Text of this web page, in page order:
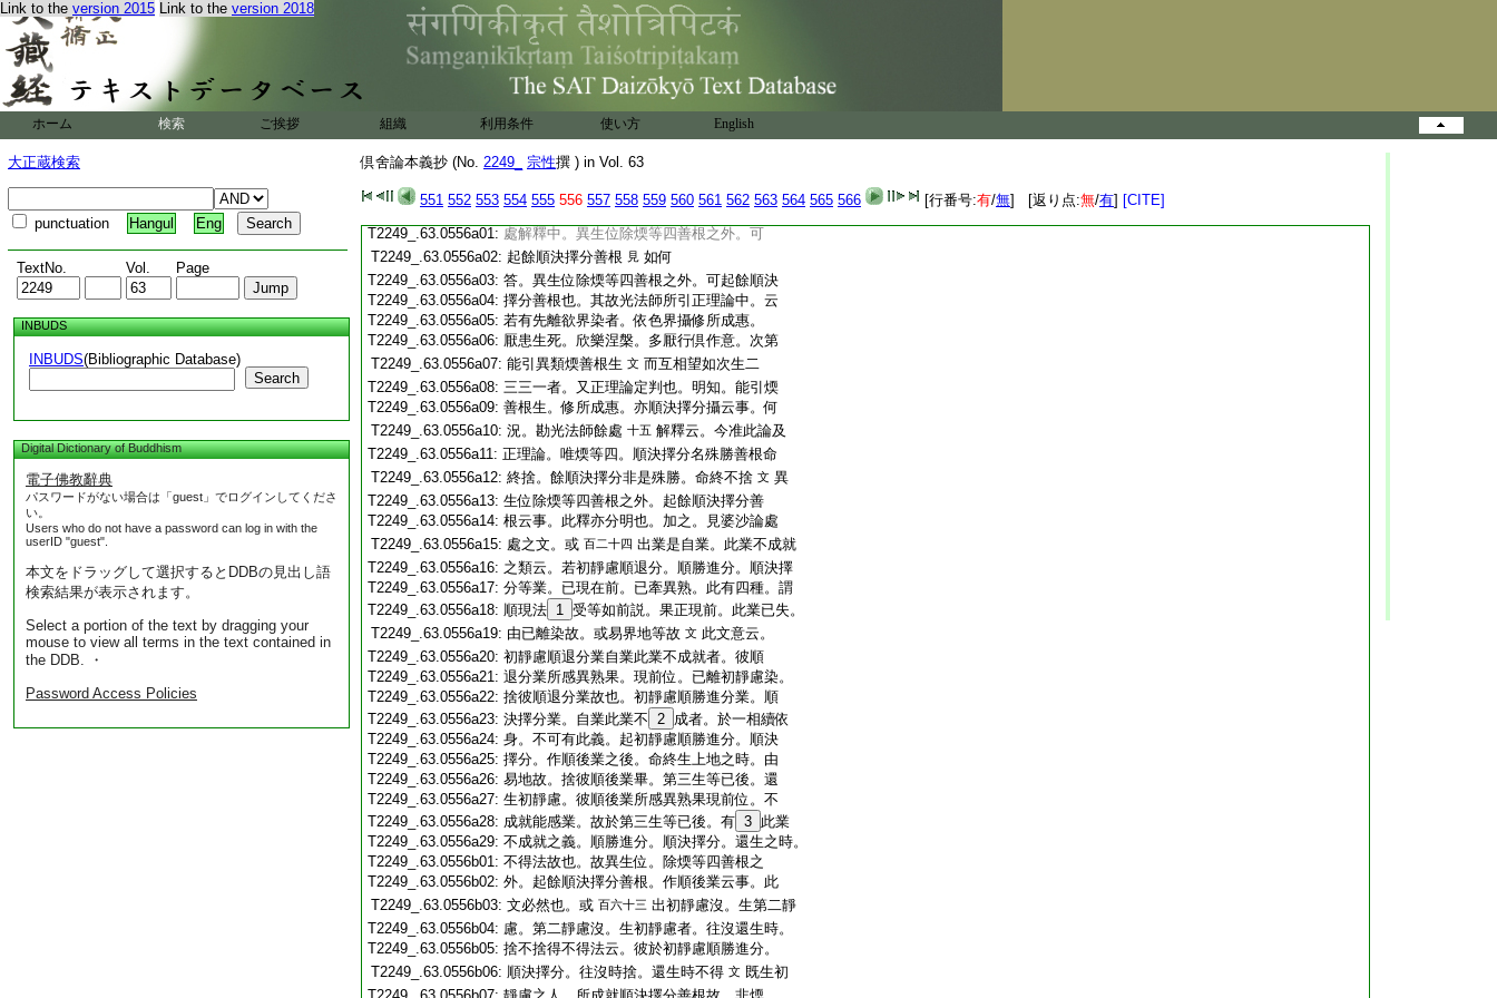
Link to the version 2015 Link to the version 2018
ホーム 検索 ご挨拶 組織 利用条件 使い方 English
大正蔵検索
punctuation Hangul Eng
TextNo. Vol. Page
INBUDS
INBUDS(Bibliographic Database)
Search
Digital Dictionary of Buddhism
電子佛教辭典
パスワードがない場合は「guest」でログインしてくださ
い。
Users who do not have a password can log in with the
userID "guest".
本文をドラッグして選択するとDDBの見出し語
検索結果が表示されます。
Select a portion of the text by dragging your
mouse to view all terms in the text contained in
the DDB. ・
Password Access Policies
倶舍論本義抄 (No. 2249_ 宗性撰 ) in Vol. 63
551 552 553 554 555 556 557 558 559 560 561 562 563 564 565 566 [行番号:有/無] [返り点:無/有] [CITE]
T2249_.63.0555c20:之者。淨定分四種之時。能順無漏。名順決
T2249_.63.0555c21: 擇分。異生位除煗等四善根之外。能順無
T2249_.63.0555c22: 漏之類難有哉。是以。見今論餘處 七
有餘師。唯從共相作意無間。聖道現前。聖
道無間亦唯能起共相作意云義云。若依
T2249_.63.0555c25:第二第三第四靜慮。證入正性離生。聖道無
T2249_.63.0555c26: 間起何作意 乃至 非於彼地。已有曾得共相
T2249_.63.0555c27: 作意。異於曾得順決擇分
T2249_.63.0555c28: 等四善根之外。起餘順決擇分善根者。寧
T2249_.63.0556a01: 處解釋中。異生位除煗等四善根之外。可
T2249_.63.0556a02: 起餘順決擇分善根 見 如何
T2249_.63.0556a03: 答。異生位除煗等四善根之外。可起餘順決
T2249_.63.0556a04: 擇分善根也。其故光法師所引正理論中。云
T2249_.63.0556a05: 若有先離欲界染者。依色界攝修所成惠。
T2249_.63.0556a06: 厭患生死。欣樂涅槃。多厭行倶作意。次第
T2249_.63.0556a07: 能引異類煗善根生 文 而互相望如次生二
T2249_.63.0556a08: 三三一者。又正理論定判也。明知。能引煗
T2249_.63.0556a09: 善根生。修所成惠。亦順決擇分攝云事。何
T2249_.63.0556a10: 況。勘光法師餘處 十五 解釋云。今准此論及
T2249_.63.0556a11: 正理論。唯煗等四。順決擇分名殊勝善根命
T2249_.63.0556a12: 終捨。餘順決擇分非是殊勝。命終不捨 文 異
T2249_.63.0556a13: 生位除煗等四善根之外。起餘順決擇分善
T2249_.63.0556a14: 根云事。此釋亦分明也。加之。見婆沙論處
T2249_.63.0556a15: 處之文。或 百二十四 出業是自業。此業不成就
T2249_.63.0556a16: 之類云。若初靜慮順退分。順勝進分。順決擇
T2249_.63.0556a17: 分等業。已現在前。已牽異熟。此有四種。謂
T2249_.63.0556a18: 順現法 1 受等如前説。果正現前。此業已失。
T2249_.63.0556a19: 由已離染故。或易界地等故 文 此文意云。
T2249_.63.0556a20: 初靜慮順退分業自業此業不成就者。彼順
T2249_.63.0556a21: 退分業所感異熟果。現前位。已離初靜慮染。
T2249_.63.0556a22: 捨彼順退分業故也。初靜慮順勝進分業。順
T2249_.63.0556a23: 決擇分業。自業此業不 2 成者。於一相續依
T2249_.63.0556a24: 身。不可有此義。起初靜慮順勝進分。順決
T2249_.63.0556a25: 擇分。作順後業之後。命終生上地之時。由
T2249_.63.0556a26: 易地故。捨彼順後業畢。第三生等已後。還
T2249_.63.0556a27: 生初靜慮。彼順後業所感異熟果現前位。不
T2249_.63.0556a28: 成就能感業。故於第三生等已後。有 3 此業
T2249_.63.0556a29: 不成就之義。順勝進分。順決擇分。還生之時。
T2249_.63.0556b01: 不得法故也。故異生位。除煗等四善根之
T2249_.63.0556b02: 外。起餘順決擇分善根。作順後業云事。此
T2249_.63.0556b03: 文必然也。或 百六十三 出初靜慮沒。生第二靜
T2249_.63.0556b04: 慮。第二靜慮沒。生初靜慮者。往沒還生時。
T2249_.63.0556b05: 捨不捨得不得法云。彼於初靜慮順勝進分。
T2249_.63.0556b06: 順決擇分。往沒時捨。還生時不得 文 既生初